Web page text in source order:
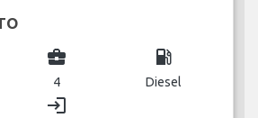
business_center
4
local_gas_station
Diesel
login